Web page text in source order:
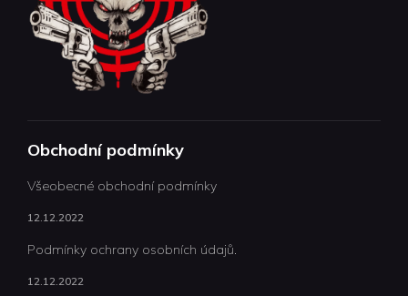
Obchodní podmínky
Všeobecné obchodní podmínky
12.12.2022
Podmínky ochrany osobních údajů.
12.12.2022